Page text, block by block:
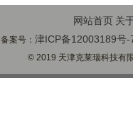
网站首页 关
备案号：津ICP备12003189号-
© 2019 天津克莱瑞科技有